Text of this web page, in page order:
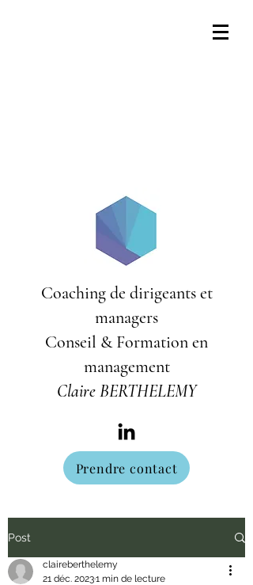
Coaching de dirigeants et
managers
Conseil & Formation en
management
Claire BERTHELEMY
Prendre contact
Post
claireberthelemy
21 déc. 20231 min de lecture